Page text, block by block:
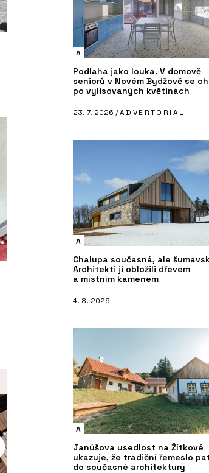
A
Podlaha jako louka. V domově
seniorů v Novém Bydžově se
po vylisovaných květinách
23. 7. 2026 /ADVERTORIAL
A
Chalupa současná, ale
Architekti ji obložili dřevem
a místním kamenem
4. 8. 2026
A
Janúšova usedlost na Žítkové
ukazuje, že tradiční řemeslo
do současné architektury